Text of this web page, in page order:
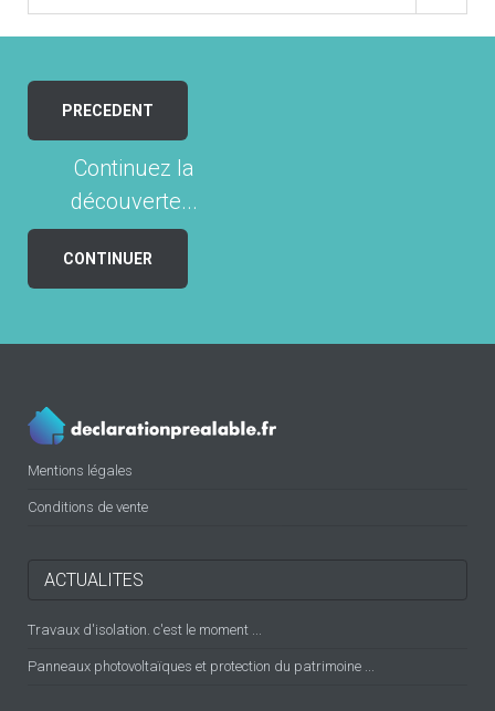
PRECEDENT
Continuez la
découverte...
CONTINUER
Mentions légales
Conditions de vente
ACTUALITES
Travaux d'isolation. c'est le moment ...
Panneaux photovoltaïques et protection du patrimoine ...